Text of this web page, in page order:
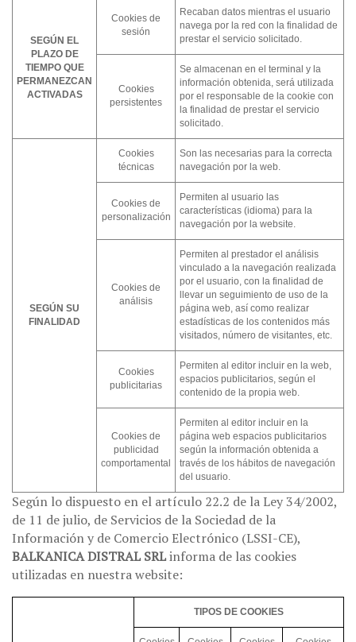
SEGÚN EL
PLAZO DE
TIEMPO QUE
PERMANEZCAN
ACTIVADAS
Cookies de
sesión
Recaban datos mientras el usuario
navega por la red con la finalidad de
prestar el servicio solicitado.
Cookies
persistentes
Se almacenan en el terminal y la
información obtenida, será utilizada
por el responsable de la cookie con
la finalidad de prestar el servicio
solicitado.
SEGÚN SU
FINALIDAD
Cookies
técnicas
Son las necesarias para la correcta
navegación por la web.
Cookies de
personalización
Permiten al usuario las
características (idioma) para la
navegación por la website.
Cookies de
análisis
Permiten al prestador el análisis
vinculado a la navegación realizada
por el usuario, con la finalidad de
llevar un seguimiento de uso de la
página web, así como realizar
estadísticas de los contenidos más
visitados, número de visitantes, etc.
Cookies
publicitarias
Permiten al editor incluir en la web,
espacios publicitarios, según el
contenido de la propia web.
Cookies de
publicidad
comportamental
Permiten al editor incluir en la
página web espacios publicitarios
según la información obtenida a
través de los hábitos de navegación
del usuario.
Según lo dispuesto en el artículo 22.2 de la Ley 34/2002,
de 11 de julio, de Servicios de la Sociedad de la
Información y de Comercio Electrónico (LSSI-CE),
BALKANICA DISTRAL SRLinforma de las cookies
utilizadas en nuestra website:
TIPOS DE COOKIES